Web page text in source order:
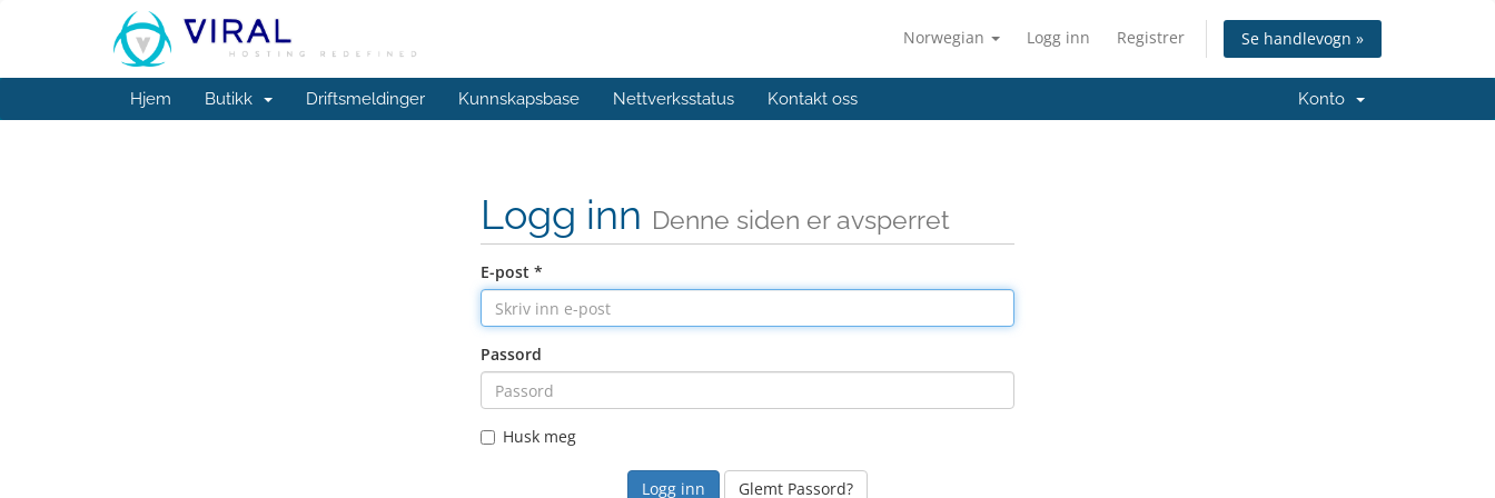
Norwegian Logg inn Registrer Se handlevogn »
Hjem Butikk Driftsmeldinger Kunnskapsbase Nettverksstatus Kontakt oss Konto
Logg inn Denne siden er avsperret
E-post *
Passord
Husk meg
Glemt Passord?